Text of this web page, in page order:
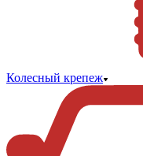
Колесный крепеж